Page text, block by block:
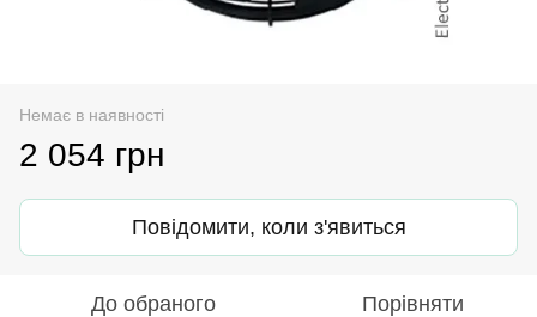
Немає в наявності
2 054 грн
Повідомити, коли з'явиться
До обраного Порівняти